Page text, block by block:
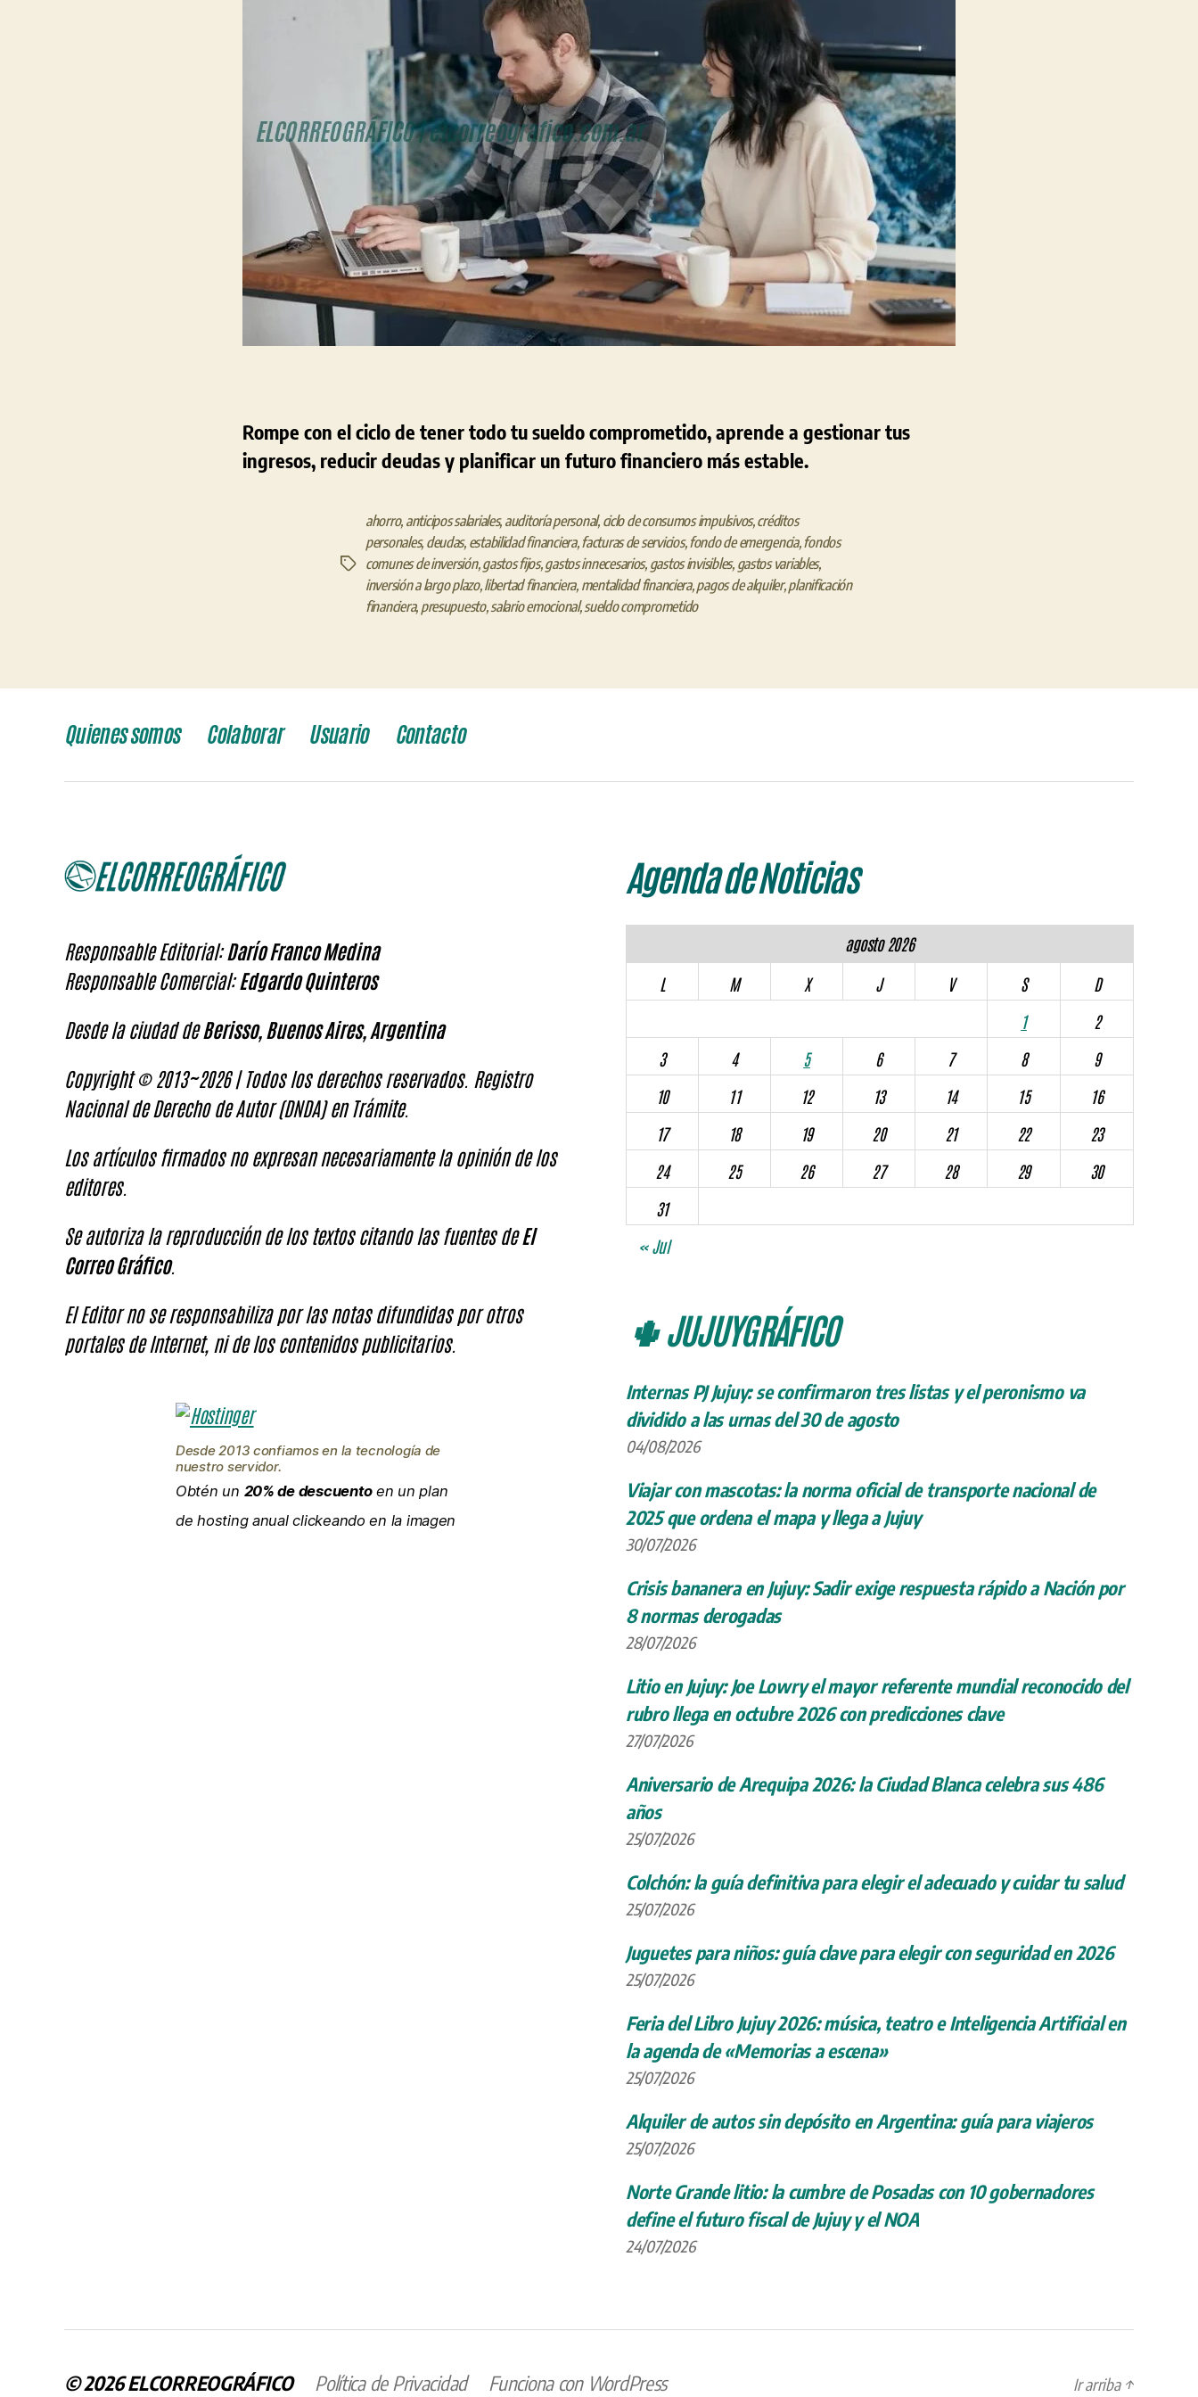
Rompe con el ciclo de tener todo tu sueldo comprometido, aprende a gestionar tus
ingresos, reducir deudas y planificar un futuro financiero más estable.
Etiquetas
ahorro, anticipos salariales, auditoría personal, ciclo de consumos impulsivos,créditos
personales, deudas, estabilidad financiera,facturas de servicios,fondo de emergencia,fondos
comunes de inversión,gastos fijos,gastos innecesarios, gastos invisibles, gastos variables,
inversión a largo plazo,libertad financiera, mentalidad financiera,pagos de alquiler,planificación
financiera, presupuesto,salario emocional,sueldo comprometido
Quienes somos Colaborar Usuario Contacto
Responsable Editorial:Darío Franco Medina
Responsable Comercial:Edgardo Quinteros
Desde la ciudad deBerisso, Buenos Aires, Argentina
Copyright © 2013~2026 | Todos los derechos reservados. Registro
Nacional de Derecho de Autor (DNDA) en Trámite.
Los artículos firmados no expresan necesariamente la opinión de los
editores.
Se autoriza la reproducción de los textos citando las fuentes deEl
Correo Gráfico.
El Editor no se responsabiliza por las notas difundidas por otros
portales de Internet, ni de los contenidos publicitarios.
Desde 2013 confiamos en la tecnología de
nuestro servidor.
Obtén un 20% de descuentoen un plan
de hosting anual clickeando en la imagen
Agenda de Noticias
agosto 2026
L
M X J V S
D
1
2
3
4 5 6 7 8
9
10
11 12 13 14 15
16
17
18 19 20 21 22
23
24
25 26 27 28 29
30
31
« Jul
🌵 JUJUYGRÁFICO
Internas PJ Jujuy: se confirmaron tres listas y el peronismo va
dividido a las urnas del 30 de agosto
04/08/2026
Viajar con mascotas: la norma oficial de transporte nacional de
2025 que ordena el mapa y llega a Jujuy
30/07/2026
Crisis bananera en Jujuy: Sadir exige respuesta rápido a Nación por
8 normas derogadas
28/07/2026
Litio en Jujuy: Joe Lowry el mayor referente mundial reconocido del
rubro llega en octubre 2026 con predicciones clave
27/07/2026
Aniversario de Arequipa 2026: la Ciudad Blanca celebra sus 486
años
25/07/2026
Colchón: la guía definitiva para elegir el adecuado y cuidar tu salud
25/07/2026
Juguetes para niños: guía clave para elegir con seguridad en 2026
25/07/2026
Feria del Libro Jujuy 2026: música, teatro e Inteligencia Artificial en
la agenda de «Memorias a escena»
25/07/2026
Alquiler de autos sin depósito en Argentina: guía para viajeros
25/07/2026
Norte Grande litio: la cumbre de Posadas con 10 gobernadores
define el futuro fiscal de Jujuy y el NOA
24/07/2026
© 2026ELCORREOGRÁFICO Política de Privacidad Funciona con WordPress Ir arriba ↑